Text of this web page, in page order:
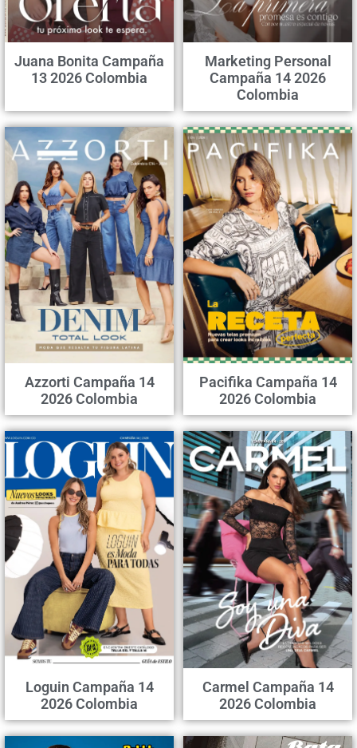
Juana Bonita Campaña
13 2026 Colombia
Marketing Personal
Campaña 14 2026
Colombia
Azzorti Campaña 14
2026 Colombia
Pacifika Campaña 14
2026 Colombia
Loguin Campaña 14
2026 Colombia
Carmel Campaña 14
2026 Colombia